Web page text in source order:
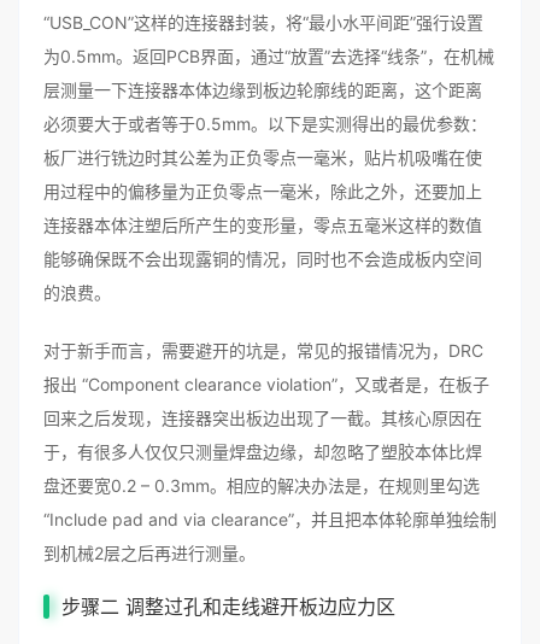
“USB_CON”这样的连接器封装，将“最小水平间距”强行设置
为0.5mm。返回PCB界面，通过“放置”去选择“线条”，在机械
层测量一下连接器本体边缘到板边轮廓线的距离，这个距离
必须要大于或者等于0.5mm。以下是实测得出的最优参数：
板厂进行铣边时其公差为正负零点一毫米，贴片机吸嘴在使
用过程中的偏移量为正负零点一毫米，除此之外，还要加上
连接器本体注塑后所产生的变形量，零点五毫米这样的数值
能够确保既不会出现露铜的情况，同时也不会造成板内空间
的浪费。
对于新手而言，需要避开的坑是，常见的报错情况为，DRC
报出 “Component clearance violation”，又或者是，在板子
回来之后发现，连接器突出板边出现了一截。其核心原因在
于，有很多人仅仅只测量焊盘边缘，却忽略了塑胶本体比焊
盘还要宽0.2 – 0.3mm。相应的解决办法是，在规则里勾选
“Include pad and via clearance”，并且把本体轮廓单独绘制
到机械2层之后再进行测量。
步骤二 调整过孔和走线避开板边应力区